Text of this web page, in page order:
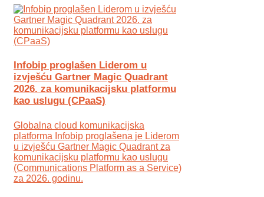
Infobip proglašen Liderom u
izvješću Gartner Magic Quadrant
2026. za komunikacijsku platformu
kao uslugu (CPaaS)
Globalna cloud komunikacijska
platforma Infobip proglašena je Liderom
u izvješću Gartner Magic Quadrant za
komunikacijsku platformu kao uslugu
(Communications Platform as a Service)
za 2026. godinu.